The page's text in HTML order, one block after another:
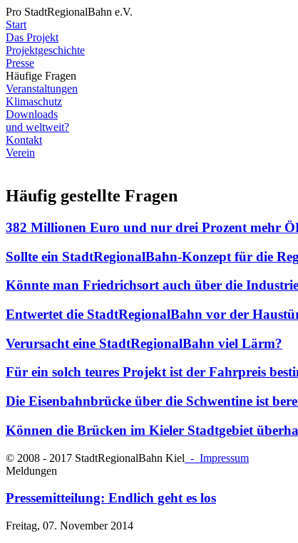
Pro StadtRegionalBahn e.V.
Start
Das Projekt
Projektgeschichte
Presse
Häufige Fragen
Veranstaltungen
Klimaschutz
Downloads
und weltweit?
Kontakt
Verein
Häufig gestellte Fragen
382 Millionen Euro und nur drei Prozent mehr
Sollte ein StadtRegionalBahn-Konzept für die
Könnte man Friedrichsort auch über die
Entwertet die StadtRegionalBahn vor der
Verursacht eine StadtRegionalBahn viel Lärm?
Für ein solch teures Projekt ist der Fahrpreis
Die Eisenbahnbrücke über die Schwentine ist
Können die Brücken im Kieler Stadtgebiet
© 2008 - 2017 StadtRegionalBahn Kiel - Impressum
Meldungen
Pressemitteilung: Endlich geht es los
Freitag, 07. November 2014